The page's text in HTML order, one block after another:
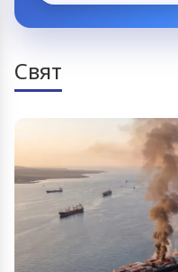
Свят